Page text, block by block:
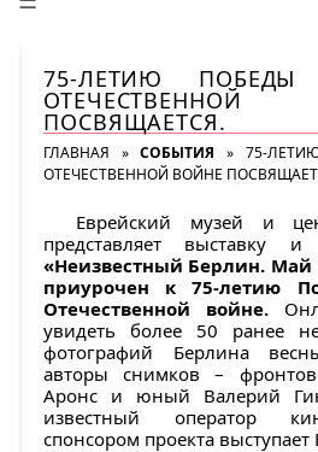
75-ЛЕТИЮ
ПОСВЯЩАЕТСЯ.
ГЛАВНАЯ »СОБЫТИЯ » 75-
ОТЕЧЕСТВЕННОЙ ВОЙНЕ
Еврейский музей и
представляет выставку и
«Неизвестный Берлин. Май
приурочен к 75-летию
Отечественной войне.
увидеть более 50 ранее
фотографий Берлина
авторы снимков –
Аронс и юный Валерий
известный оператор
спонсором проекта выступает